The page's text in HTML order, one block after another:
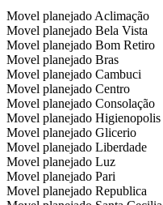
Movel planejado Aclimação
Movel planejado Bela Vista
Movel planejado Bom Retiro
Movel planejado Bras
Movel planejado Cambuci
Movel planejado Centro
Movel planejado Consolação
Movel planejado Higienopolis
Movel planejado Glicerio
Movel planejado Liberdade
Movel planejado Luz
Movel planejado Pari
Movel planejado Republica